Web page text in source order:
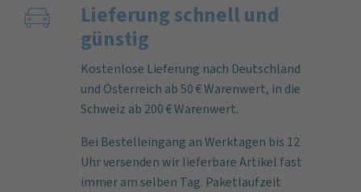
Lieferung schnell und
günstig
Kostenlose Lieferung nach Deutschland
und Österreich ab 50 € Warenwert, in die
Schweiz ab 200 € Warenwert.
Bei Bestelleingang an Werktagen bis 12
Uhr versenden wir lieferbare Artikel fast
immer am selben Tag. Paketlaufzeit